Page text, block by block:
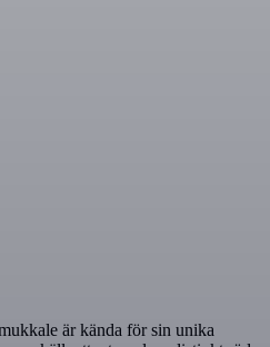
är kända för sin unika